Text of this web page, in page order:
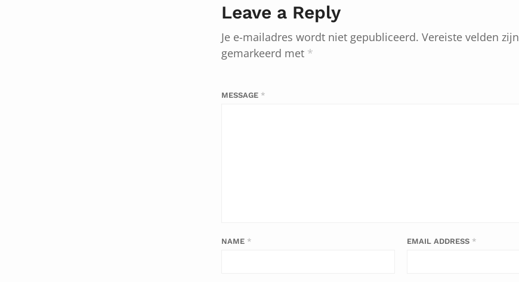
Leave a Reply
Je e-mailadres wordt niet gepubliceerd. Vereiste velden zijn
gemarkeerd met *
MESSAGE *
NAME * EMAIL ADDRESS *